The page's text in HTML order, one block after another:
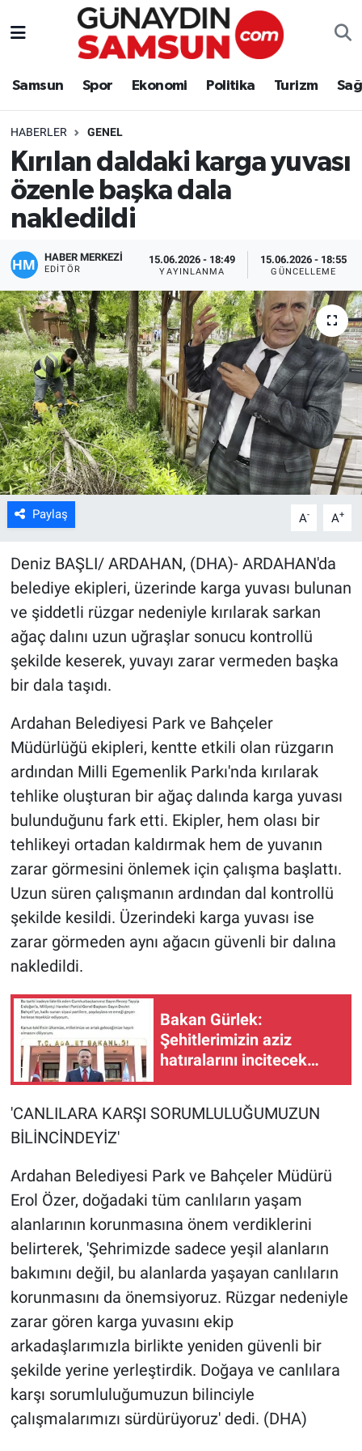
Samsun Spor Ekonomi Politika Turizm
HABERLER GENEL
Kırılan daldaki karga yuvası
özenle başka dala
nakledildi
HABER MERKEZİ
EDITÖR
15.06.2026 - 18:49
YAYINLANMA
15.06.2026 - 18:55
GÜNCELLEME
Paylaş A- A+
Deniz BAŞLI/ ARDAHAN, (DHA)- ARDAHAN'da
belediye ekipleri, üzerinde karga yuvası bulunan
ve şiddetli rüzgar nedeniyle kırılarak sarkan
ağaç dalını uzun uğraşlar sonucu kontrollü
şekilde keserek, yuvayı zarar vermeden başka
bir dala taşıdı.
Ardahan Belediyesi Park ve Bahçeler
Müdürlüğü ekipleri, kentte etkili olan rüzgarın
ardından Milli Egemenlik Parkı'nda kırılarak
tehlike oluşturan bir ağaç dalında karga yuvası
bulunduğunu fark etti. Ekipler, hem olası bir
tehlikeyi ortadan kaldırmak hem de yuvanın
zarar görmesini önlemek için çalışma başlattı.
Uzun süren çalışmanın ardından dal kontrollü
şekilde kesildi. Üzerindeki karga yuvası ise
zarar görmeden aynı ağacın güvenli bir dalına
nakledildi.
Bakan Gürlek:
Şehitlerimizin aziz
hatıralarını incitecek
hiçbir tasarrufa izin
verilmeyecek
'CANLILARA KARŞI SORUMLULUĞUMUZUN
BİLİNCİNDEYİZ'
Ardahan Belediyesi Park ve Bahçeler Müdürü
Erol Özer, doğadaki tüm canlıların yaşam
alanlarının korunmasına önem verdiklerini
belirterek, 'Şehrimizde sadece yeşil alanların
bakımını değil, bu alanlarda yaşayan canlıların
korunmasını da önemsiyoruz. Rüzgar nedeniyle
zarar gören karga yuvasını ekip
arkadaşlarımızla birlikte yeniden güvenli bir
şekilde yerine yerleştirdik. Doğaya ve canlılara
karşı sorumluluğumuzun bilinciyle
çalışmalarımızı sürdürüyoruz' dedi. (DHA)
Samsun
Politika
Turizm
Sağlık
Eğitim
Yaşam
Kültür Sanat
Bilim ve Teknoloji
Genel
Nöbetçi Eczaneler
Süper Lig Puan Durumu ve Fikstür
Tüm Manşetler
Son Dakika Haberleri
Haber Arşivi